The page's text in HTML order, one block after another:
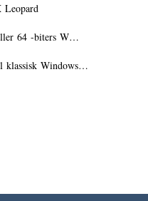
Leopard
64 -biters W…
klassisk Windows…